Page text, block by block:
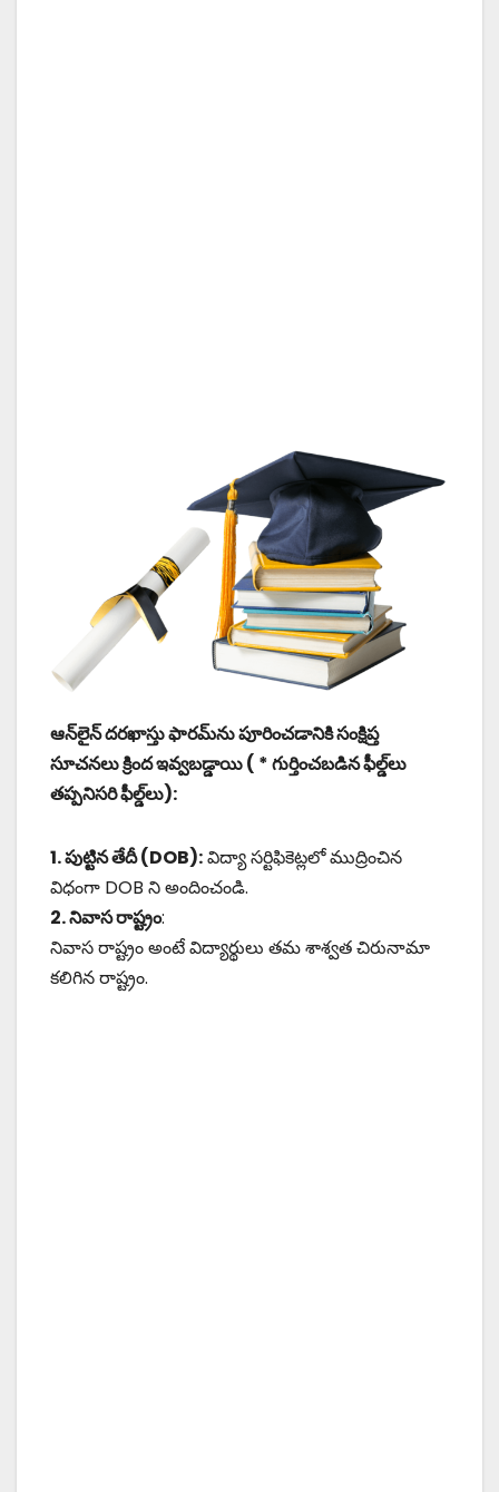
ఆన్‌లైన్ దరఖాస్తు ఫారమ్‌ను పూరించడానికి సంక్షిప్త
సూచనలు క్రింద ఇవ్వబడ్డాయి ( * గుర్తించబడిన ఫీల్డ్‌లు
తప్పనిసరి ఫీల్డ్‌లు):
1. పుట్టిన తేదీ (DOB):విద్యా సర్టిఫికెట్లలో ముద్రించిన
విధంగా DOB ని అందించండి.
2. నివాస రాష్ట్రం:
నివాస రాష్ట్రం అంటే విద్యార్థులు తమ శాశ్వత చిరునామా
కలిగిన రాష్ట్రం.